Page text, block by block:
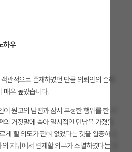
하우
관적으로 존재하였던 만큼 의뢰인의 손해
매우 높았습니다.
원고의 남편과 잠시 부정한 행위를 한 사
거짓말에 속아 일시적인 만남을 가졌을
게 할 의도가 전혀 없었다는 것을 입증하고,
지위에서 변제할 의무가 소멸하였다는 것